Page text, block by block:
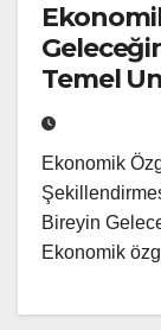
Temel
Ekonomik
Bireyin
Ekonomik